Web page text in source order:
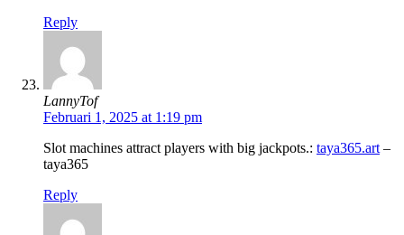
Reply
LannyTof
Februari 1, 2025 at 1:19 pm
Slot machines attract players with big jackpots.: taya365.art –
taya365
Reply